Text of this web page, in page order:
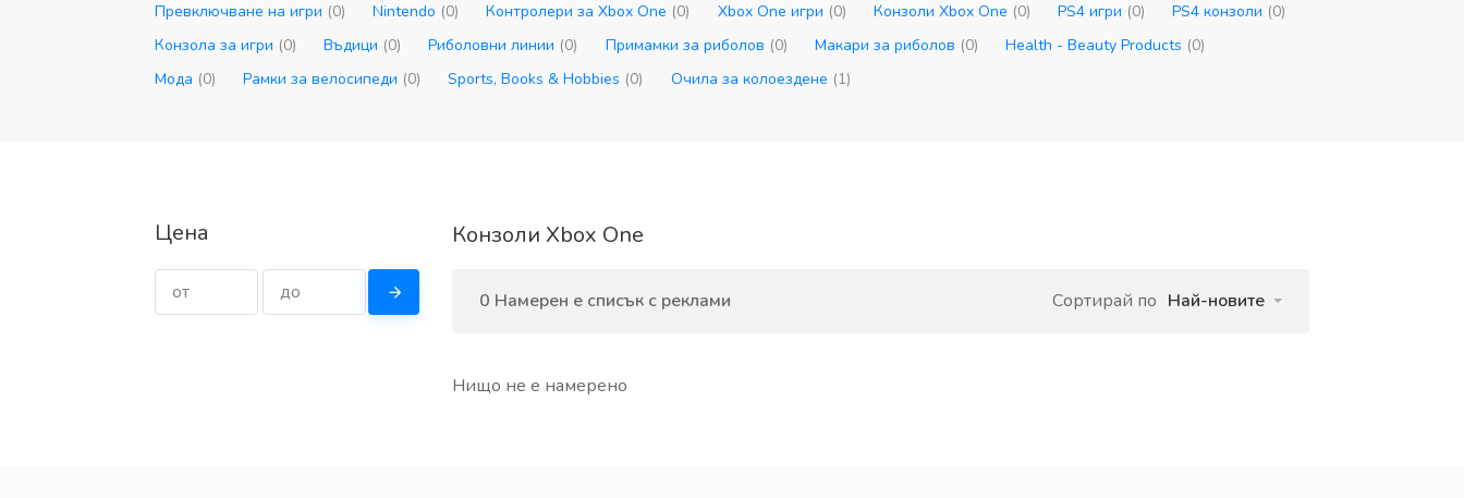
Превключване на игри (0) Nintendo (0) Контролери за Xbox One (0) Xbox One игри (0) Конзоли Xbox One (0) PS4 игри (0) PS4 конзоли (0)
Конзола за игри (0) Въдици (0) Риболовни линии (0) Примамки за риболов (0) Макари за риболов (0) Health - Beauty Products (0)
Мода (0) Рамки за велосипеди (0) Sports, Books & Hobbies (0) Очила за колоездене (1)
Цена Конзоли Xbox One
0 Намерен е списък с реклами Сортирай по Най-новите
Нищо не е намерено